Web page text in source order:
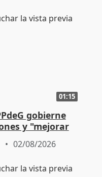
01:15
gobierne
y "mejorar
02/08/2026